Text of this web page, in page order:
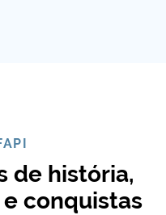
de história,
conquistas